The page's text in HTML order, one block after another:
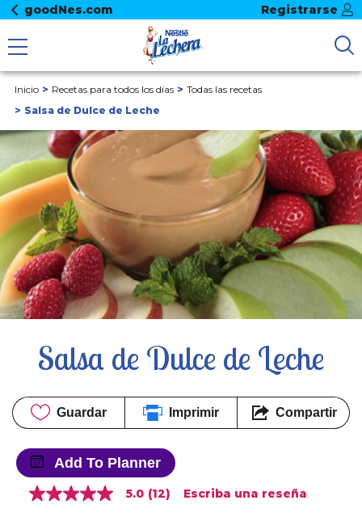
goodNes.com Registrarse
Inicio Recetas para todos los días
Todas las recetas
Salsa de Dulce de Leche
Salsa de Dulce de Leche
Guardar Imprimir Compartir
Add To Planner
5.0
5.0 (12) Escriba una reseña